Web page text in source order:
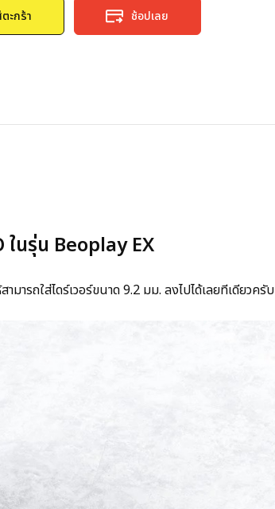
ะกร้า ช้อปเลย
ในรุ่น Beoplay EX
ารถใส่ไดร์เวอร์ขนาด 9.2 มม. ลงไปได้เลยทีเดียวครับ